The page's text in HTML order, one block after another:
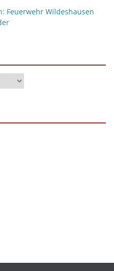
Feuerwehr Wildeshausen